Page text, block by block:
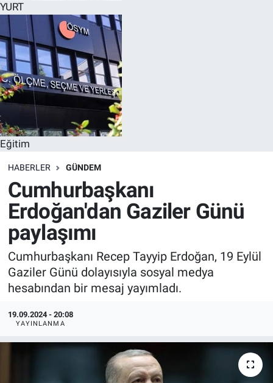
YURT
Eğitim
HABERLER GÜNDEM
Cumhurbaşkanı
Erdoğan'dan Gaziler Günü
paylaşımı
Cumhurbaşkanı Recep Tayyip Erdoğan, 19 Eylül
Gaziler Günü dolayısıyla sosyal medya
hesabından bir mesaj yayımladı.
19.09.2024 - 20:08
YAYINLANMA